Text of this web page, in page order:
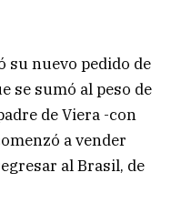
su nuevo pedido de
se sumó al peso de
de Viera -con
a vender
al Brasil, de